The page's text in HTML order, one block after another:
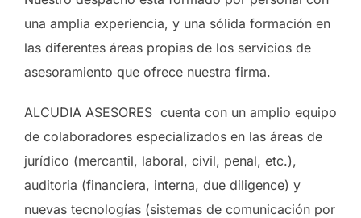
una amplia experiencia, y una sólida formación en
las diferentes áreas propias de los servicios de
asesoramiento que ofrece nuestra firma.
ALCUDIA ASESORES cuenta con un amplio equipo
de colaboradores especializados en las áreas de
jurídico (mercantil, laboral, civil, penal, etc.),
auditoria (financiera, interna, due diligence) y
nuevas tecnologías (sistemas de comunicación por